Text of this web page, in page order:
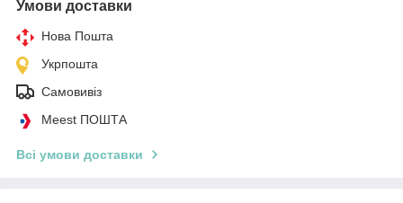
Умови доставки
Нова Пошта
Укрпошта
Самовивіз
Meest ПОШТА
Всі умови доставки